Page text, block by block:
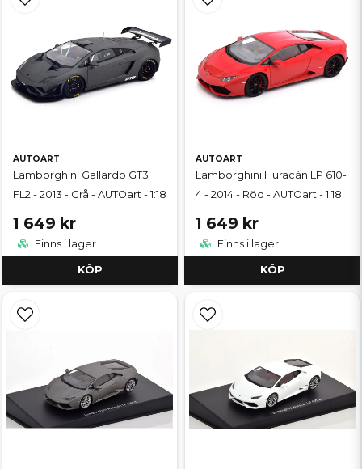
AUTOART
Lamborghini Gallardo GT3
FL2 - 2013 - Grå - AUTOart - 1:18
1 649 kr
Finns i lager
KÖP
AUTOART
Lamborghini Huracán LP 610-
4 - 2014 - Röd - AUTOart - 1:18
1 649 kr
Finns i lager
KÖP